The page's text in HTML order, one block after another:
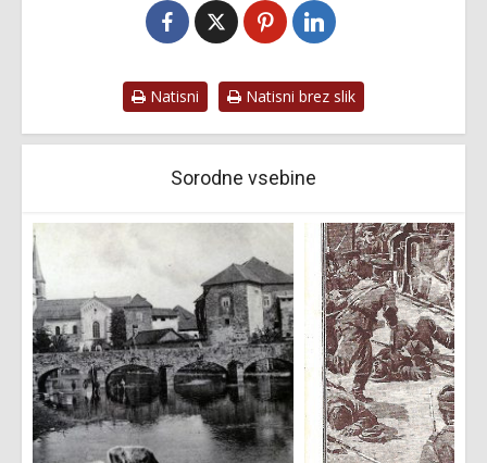
Natisni Natisni brez slik
Sorodne vsebine